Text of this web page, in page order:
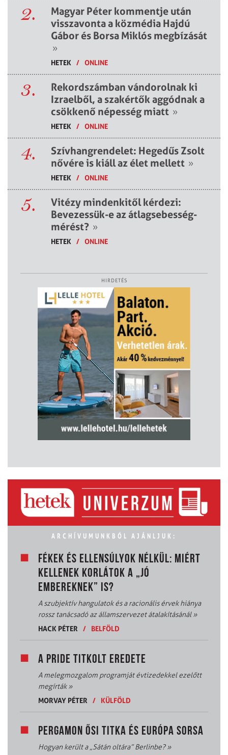
2.
Magyar Péter kommentje után
visszavonta a közmédia Hajdú
Gábor és Borsa Miklós megbízását
»
HETEK / ONLINE
3.
Rekordszámban vándorolnak ki
Izraelből, a szakértők aggódnak a
csökkenő népesség miatt »
HETEK / ONLINE
4.
Szívhangrendelet: Hegedűs Zsolt
nővére is kiáll az élet mellett »
HETEK / ONLINE
5.
Vitézy mindenkitől kérdezi:
Bevezessük-e az átlagsebesség-
mérést? »
HETEK / ONLINE
HIRDETÉS
ARCHÍVUMUNKBÓL AJÁNLJUK:
FÉKEK ÉS ELLENSÚLYOK NÉLKÜL: MIÉRT
KELLENEK KORLÁTOK A „JÓ
EMBEREKNEK” IS?
A szubjektív hangulatok és a racionális érvek hiánya
rossz tanácsadó az államszervezet átalakításánál»
HACK PÉTER
/ BELFÖLD
A PRIDE TITKOLT EREDETE
A melegmozgalom programját évtizedekkel ezelőtt
megírták»
MORVAY PÉTER
/ KÜLFÖLD
PERGAMON ŐSI TITKA ÉS EURÓPA SORSA
Hogyan került a „Sátán oltára” Berlinbe?»